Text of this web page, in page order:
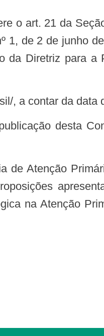
1, de 2 de junho
da Diretriz para a
, a contar da data
na Atenção